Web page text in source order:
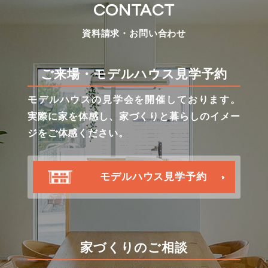
CONTACT
資料請求・お問い合わせ
ご来場・モデルハウス見学予約
モデルハウスの見学会を開催しております。
実際に家を体感し、家づくりと暮らしのイメー
ジをご体感ください。
モデルハウス見学予約
家づくりのご相談